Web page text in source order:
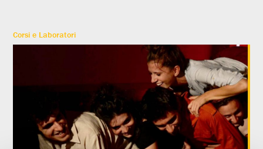
Corsi e Laboratori